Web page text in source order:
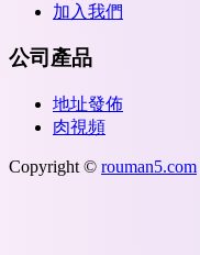
加入我們
公司產品
地址發佈
肉視頻
Copyright © rouman5.com